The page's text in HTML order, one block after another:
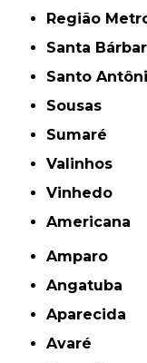
Região
Santa
Santo
Sousas
Sumaré
Valinhos
Vinhedo
americana
Amparo
Angatuba
Aparecida
Avaré